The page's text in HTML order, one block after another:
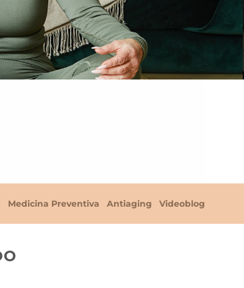
Medicina Preventiva Antiaging Videoblog